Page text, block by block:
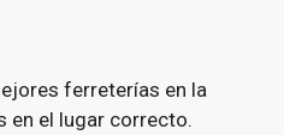
ferreterías en la
en el lugar correcto.